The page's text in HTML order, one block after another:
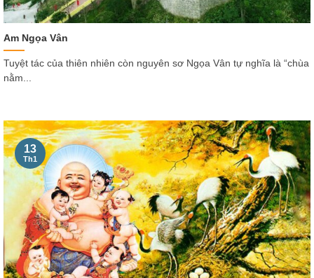
Am Ngọa Vân
Tuyệt tác của thiên nhiên còn nguyên sơ Ngọa Vân tự nghĩa là “chùa
nằm...
13
Th1